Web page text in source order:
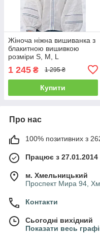
Жіноча ніжна вишиванка з
блакитною вишивкою
розміри S, M, L
1 245 ₴ 1 295 ₴
Купити
Про нас
100% позитивних з 262
Працює з 27.01.2014
м. Хмельницький
Проспект Мира 94,
Контакти
Сьогодні вихідний
Показати весь